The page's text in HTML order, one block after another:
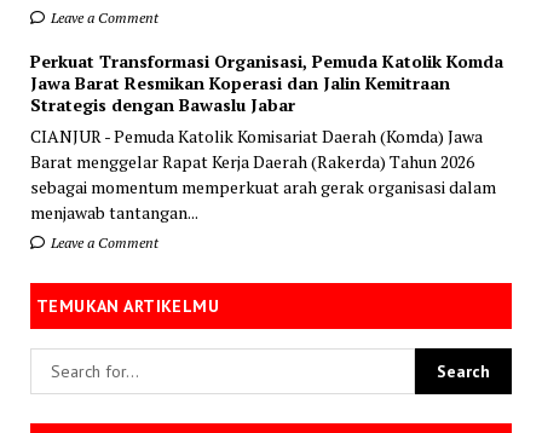
Leave a Comment
Perkuat Transformasi Organisasi, Pemuda Katolik Komda
Jawa Barat Resmikan Koperasi dan Jalin Kemitraan
Strategis dengan Bawaslu Jabar
CIANJUR - Pemuda Katolik Komisariat Daerah (Komda) Jawa
Barat menggelar Rapat Kerja Daerah (Rakerda) Tahun 2026
sebagai momentum memperkuat arah gerak organisasi dalam
menjawab tantangan...
Leave a Comment
TEMUKAN ARTIKELMU